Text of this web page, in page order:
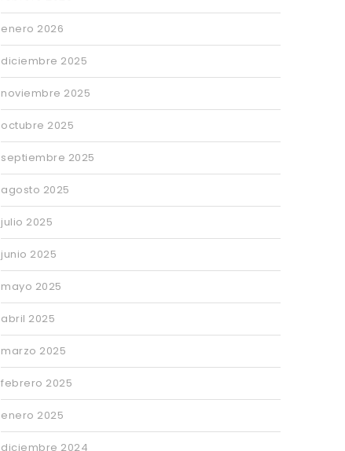
enero 2026
diciembre 2025
noviembre 2025
octubre 2025
septiembre 2025
agosto 2025
julio 2025
junio 2025
mayo 2025
abril 2025
marzo 2025
febrero 2025
enero 2025
diciembre 2024